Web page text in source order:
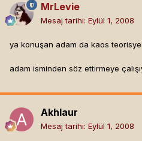
MrLevie
Mesaj tarihi: Eylül 1, 2008
ya konuşan adam da kaos
adam isminden söz ettirmeye
Akhlaur
Mesaj tarihi: Eylül 1, 2008